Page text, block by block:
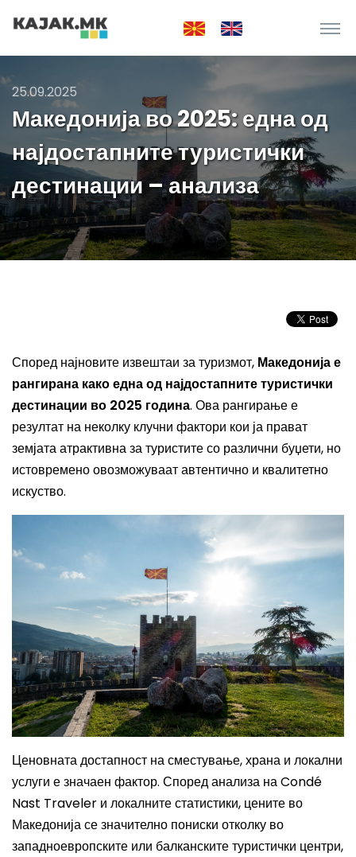
25.09.2025
Македонија во 2025: една од
најдостапните туристички
дестинации – анализа
Според најновите извештаи за туризмот, Македонија е
рангирана како една од најдостапните туристички
дестинации во 2025 година. Ова рангирање е
резултат на неколку клучни фактори кои ја прават
земјата атрактивна за туристите со различни буџети, но
истовремено овозможуваат автентично и квалитетно
искуство.
Ценовната достапност на сместување, храна и локални
услуги е значаен фактор. Според анализа на Condé
Nast Traveler и локалните статистики, цените во
Македонија се значително пониски отколку во
западноевропските или балканските туристички центри,